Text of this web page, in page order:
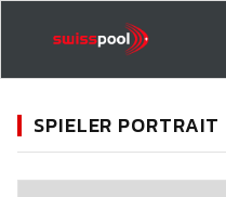
SPIELER PORTRAIT